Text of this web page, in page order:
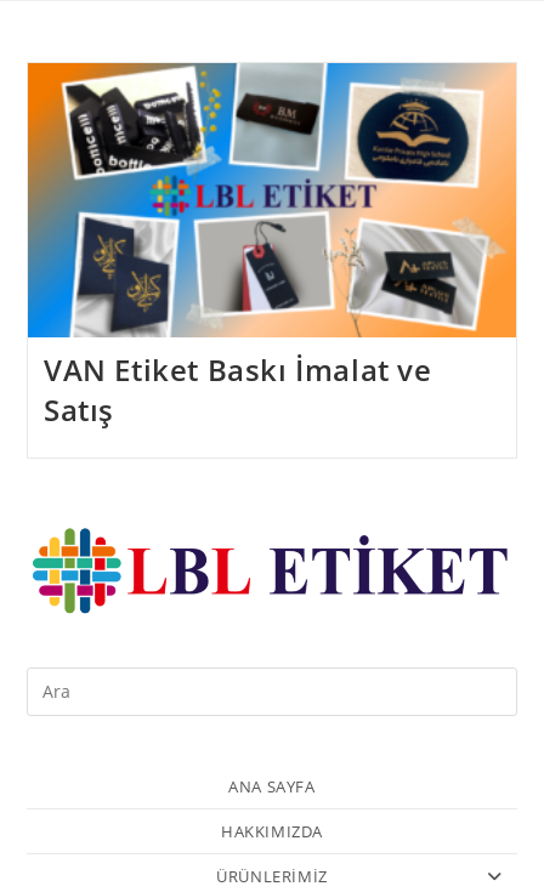
VAN Etiket Baskı İmalat ve
Satış
ANA SAYFA
HAKKIMIZDA
ÜRÜNLERİMİZ